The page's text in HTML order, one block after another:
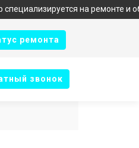
на ремонте и
ремонта
звонок